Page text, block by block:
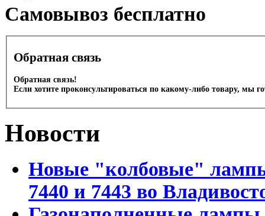
Cамовывоз бесплатно
Обратная связь
Обратная связь!
Если хотите проконсультироваться по какому-либо товару, мы
Новости
Новые "колбовые"
7440 и 7443 во